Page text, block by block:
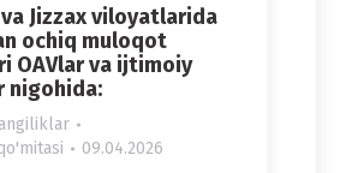
Jizzax viloyatlarida
ochiq muloqot
OAVlar va ijtimoiy
nigohida:
09.04.2026